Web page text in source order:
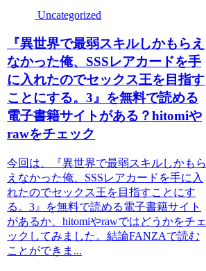
Uncategorized
『異世界で最弱スキルしかもらえ
なかった俺、SSSレアカードを手
に入れたのでセックス王を目指す
ことにする。3』を無料で読める
電子書籍サイトがある？hitomiや
rawをチェック
今回は、『異世界で最弱スキルしかもら
えなかった俺、SSSレアカードを手に入
れたのでセックス王を目指すことにす
る。3』を無料で読める電子書籍サイト
があるか、hitomiやrawではどうかをチェ
ックしてみました。結論FANZAで読む
ことができま...